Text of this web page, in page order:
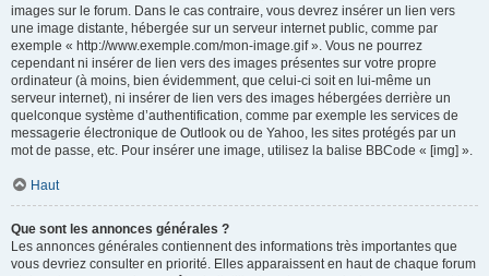
images sur le forum. Dans le cas contraire, vous devrez insérer un lien vers
une image distante, hébergée sur un serveur internet public, comme par
exemple « http://www.exemple.com/mon-image.gif ». Vous ne pourrez
cependant ni insérer de lien vers des images présentes sur votre propre
ordinateur (à moins, bien évidemment, que celui-ci soit en lui-même un
serveur internet), ni insérer de lien vers des images hébergées derrière un
quelconque système d’authentification, comme par exemple les services de
messagerie électronique de Outlook ou de Yahoo, les sites protégés par un
mot de passe, etc. Pour insérer une image, utilisez la balise BBCode « [img] ».
Haut
Que sont les annonces générales ?
Les annonces générales contiennent des informations très importantes que
vous devriez consulter en priorité. Elles apparaissent en haut de chaque forum